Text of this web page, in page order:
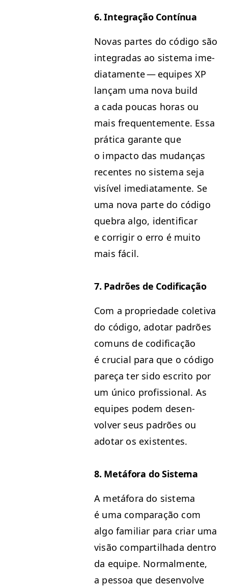
6. Inte­gração Contínua
Novas partes do códi­go são
integradas ao sis­tema ime­
di­ata­mente — equipesXP
lançam uma nova build
a cada pou­cas horas ou
mais fre­quente­mente. Essa
práti­ca garante que
o impacto das mudanças
recentes no sis­tema seja
visív­el ime­di­ata­mente. Se
uma nova parte do códi­go
que­bra algo, iden­ti­ficar
e cor­ri­gir o erro é muito
mais fácil.
7. Padrões de Codificação
Com a pro­priedade cole­ti­va
do códi­go, ado­tar padrões
comuns de cod­i­fi­cação
é cru­cial para que o códi­go
pareça ter sido escrito por
um úni­co profis­sion­al. As
equipes podem desen­
volver seus padrões ou
ado­tar os existentes.
8. Metá­fo­ra do Sistema
A metá­fo­ra do sis­tema
é uma com­para­ção com
algo famil­iar para cri­ar uma
visão com­par­til­ha­da den­tro
da equipe. Nor­mal­mente,
a pes­soa que desen­volve